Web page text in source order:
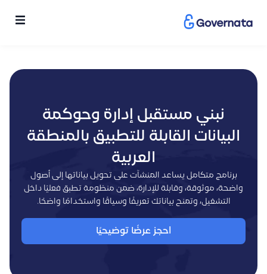
نبني مستقبل إدارة وحوكمة
البيانات القابلة للتطبيق بالمنطقة
العربية
برنامج متكامل يساعد المنشآت على تحويل بياناتها إلى أصول
واضحة، موثوقة، وقابلة للإدارة، ضمن منظومة تطبق فعليًا داخل
التشغيل، وتمنح بياناتك تعريفًا وسياقًا واستخدامًا واضحًا.
احجز عرضًا توضيحيًا